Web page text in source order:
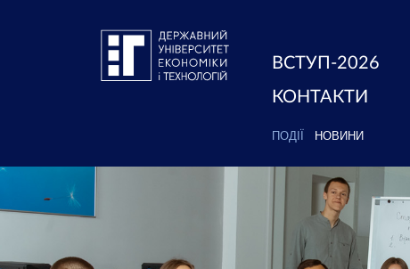
ВСТУП-2026
КОНТАКТИ
ПОДІЇ НОВИНИ